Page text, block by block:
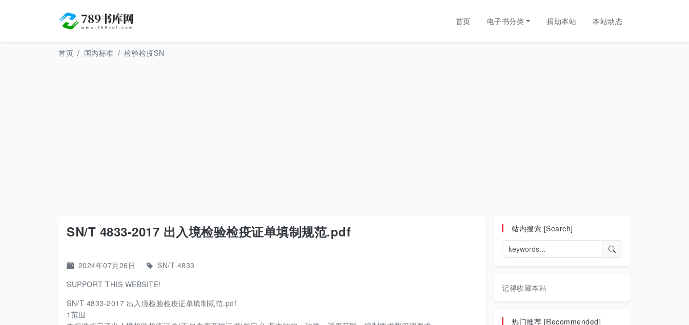
首页 电子书分类 捐助本站 本站动态
首页 国内标准 检验检疫SN
SN/T 4833-2017 出入境检验检疫证单填制规范.pdf
2024年07月26日
SN/T 4833
SUPPORT THIS WEBSITE!
SN/T 4833-2017 出入境检验检疫证单填制规范.pdf
1范围
站内搜索 [Search]
记得收藏本站
热门推荐 [Recommended]